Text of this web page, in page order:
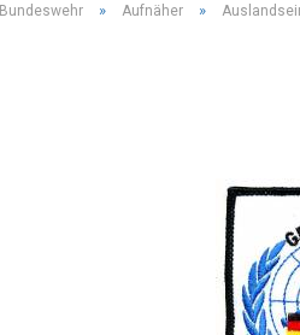
Bundeswehr » Aufnäher »